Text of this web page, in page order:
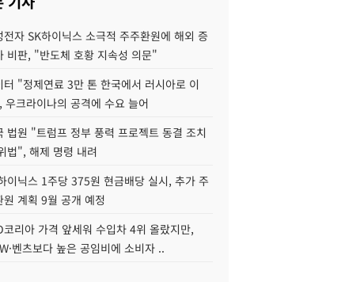
전자 SK하이닉스 소극적 주주환원에 해외 증
비판, "반도체 호황 지속성 의문"
터 "정제연료 3만 톤 한국에서 러시아로 이
우크라이나의 공격에 수요 늘어
법원 "트럼프 정부 풍력 프로젝트 동결 조치
법", 해제 명령 내려
이닉스 1주당 375원 현금배당 실시, 추가 주
원 계획 9월 공개 예정
코리아 가격 앞세워 수입차 4위 올랐지만,
벤츠보다 높은 공임비에 소비자 ..